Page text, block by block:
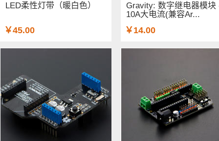
LED柔性灯带（暖白色）
￥45.00
Gravity: 数字继电器模块
10A大电流(兼容Ar...
￥14.00